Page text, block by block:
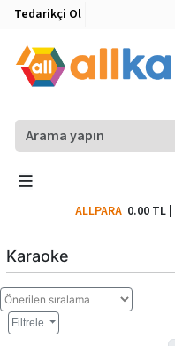
Tedarikçi Ol
ALLPARA 0.00 TL|
Karaoke
Filtrele